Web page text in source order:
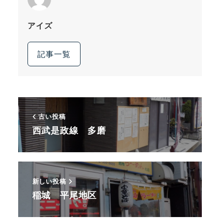
アイズ
記事一覧
古い投稿
西武是政線 多磨
新しい投稿
稲城 平尾地区